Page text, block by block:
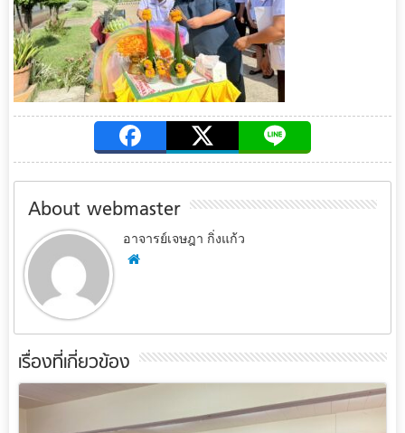
About webmaster
อาจารย์เจษฎา กิ่งแก้ว
เรื่องที่เกี่ยวข้อง